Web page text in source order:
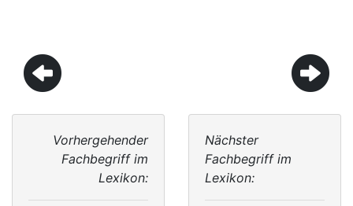
Vorhergehender
Fachbegriff im
Lexikon:
Nächster
Fachbegriff im
Lexikon: